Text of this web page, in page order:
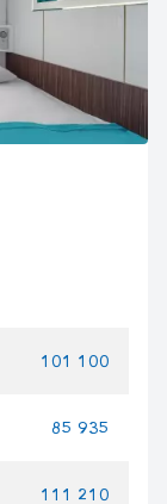
101 100
85 935
111 210